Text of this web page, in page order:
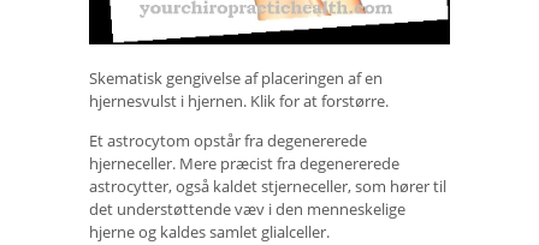
Skematisk gengivelse af placeringen af ​​en
hjernesvulst i hjernen. Klik for at forstørre.
Et astrocytom opstår fra degenererede
hjerneceller. Mere præcist fra degenererede
astrocytter, også kaldet stjerneceller, som hører til
det understøttende væv i den menneskelige
hjerne og kaldes samlet glialceller.